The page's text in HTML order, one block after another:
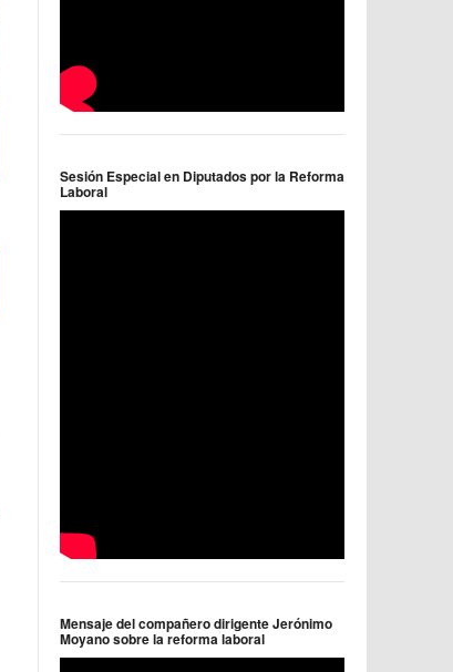
Sesión Especial en Diputados por la Reforma
Laboral
Mensaje del compañero dirigente Jerónimo
Moyano sobre la reforma laboral